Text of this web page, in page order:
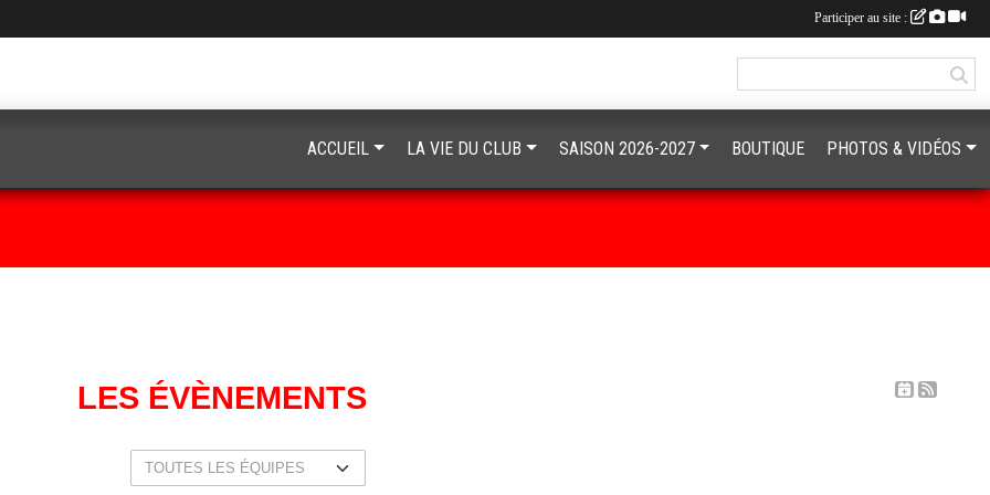
LES ÉVÈNEMENTS
ACCUEIL LA VIE DU CLUB SAISON 2026-2027 BOUTIQUE PHOTOS & VIDÉOS
Participer au site :